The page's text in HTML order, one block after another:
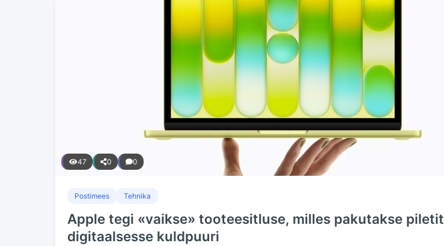
47 0 0
Postimees Tehnika
Apple tegi «vaikse» tooteesitluse, milles pakutakse piletit
digitaalsesse kuldpuuri